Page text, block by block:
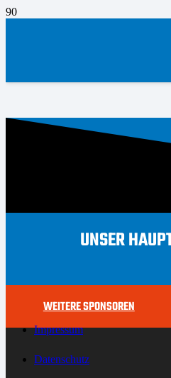
UNSER
WEITERE SPONSOREN
Impressum
Datenschutz